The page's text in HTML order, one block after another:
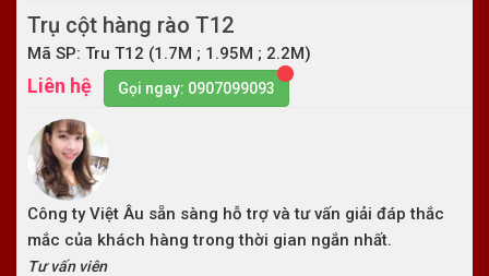
Trụ cột hàng rào T12
Mã SP: Tru T12 (1.7M ; 1.95M ; 2.2M)
Liên hệ Gọi ngay: 0907099093
Công ty Việt Âu sẵn sàng hỗ trợ và tư vấn giải đáp thắc
mắc của khách hàng trong thời gian ngắn nhất.
Tư vấn viên